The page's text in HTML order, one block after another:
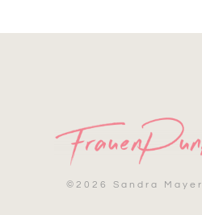
© 2026 Sandra Mayer